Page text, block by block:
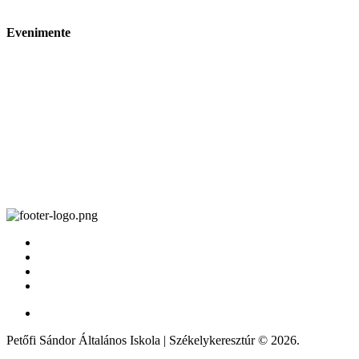
Evenimente
Petőfi Sándor Általános Iskola | Székelykeresztúr © 2026.